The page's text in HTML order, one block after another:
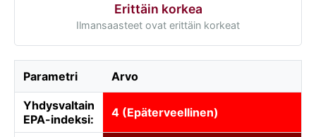
Erittäin korkea
Ilmansaasteet ovat erittäin korkeat
Parametri Arvo
Yhdysvaltain
EPA-indeksi:
4 (Epäterveellinen)